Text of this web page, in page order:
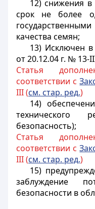
12) снижения в
срок не более
качества семян;
13) Исключен в
от 20.12.04 г. № 13-
Статья
соответствии с
III (см. стар. ред.)
14)
технического
безопасность);
Статья
соответствии с
III (см. стар. ред.)
15)
заблуждение
безопасности в